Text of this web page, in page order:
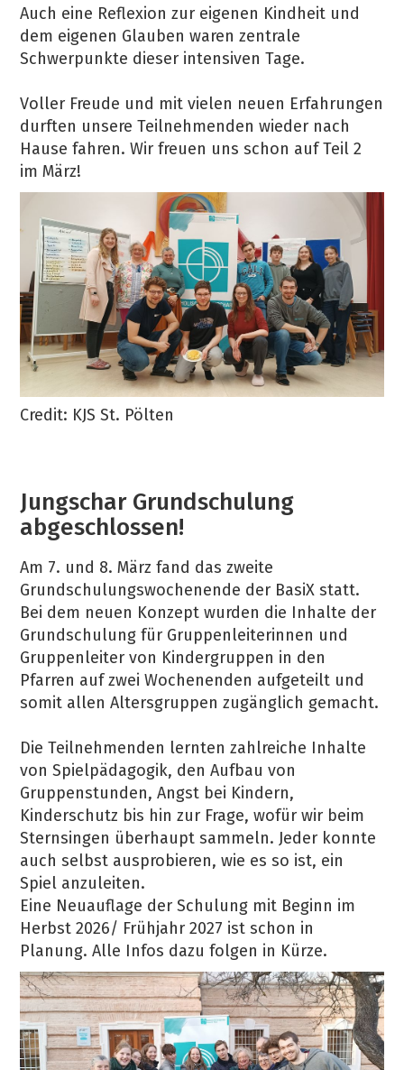
Auch eine Reflexion zur eigenen Kindheit und
dem eigenen Glauben waren zentrale
Schwerpunkte dieser intensiven Tage.
Voller Freude und mit vielen neuen Erfahrungen
durften unsere Teilnehmenden wieder nach
Hause fahren. Wir freuen uns schon auf Teil 2
im März!
Credit: KJS St. Pölten
Jungschar Grundschulung
abgeschlossen!
Am 7. und 8. März fand das zweite
Grundschulungswochenende der BasiX statt.
Bei dem neuen Konzept wurden die Inhalte der
Grundschulung für Gruppenleiterinnen und
Gruppenleiter von Kindergruppen in den
Pfarren auf zwei Wochenenden aufgeteilt und
somit allen Altersgruppen zugänglich gemacht.
Die Teilnehmenden lernten zahlreiche Inhalte
von Spielpädagogik, den Aufbau von
Gruppenstunden, Angst bei Kindern,
Kinderschutz bis hin zur Frage, wofür wir beim
Sternsingen überhaupt sammeln. Jeder konnte
auch selbst ausprobieren, wie es so ist, ein
Spiel anzuleiten.
Eine Neuauflage der Schulung mit Beginn im
Herbst 2026/ Frühjahr 2027 ist schon in
Planung. Alle Infos dazu folgen in Kürze.